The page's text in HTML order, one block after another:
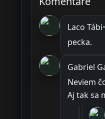
Laco Tábi•
pecka.
Gabriel
Neviem
Aj tak sa